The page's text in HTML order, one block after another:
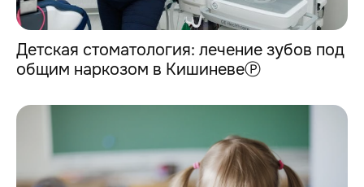
Детская стоматология: лечение зубов под
общим наркозом в КишиневеⓅ